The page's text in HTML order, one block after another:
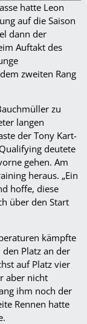
hatte Leon
auf die Saison
dann der
Auftakt des
zweiten Rang
zu
langen
der Tony Kart-
deutete
gehen. Am
heraus. „Ein
hoffe, diese
über den Start
kämpfte
Platz an der
auf Platz vier
aber nicht
ihm noch der
Rennen hatte